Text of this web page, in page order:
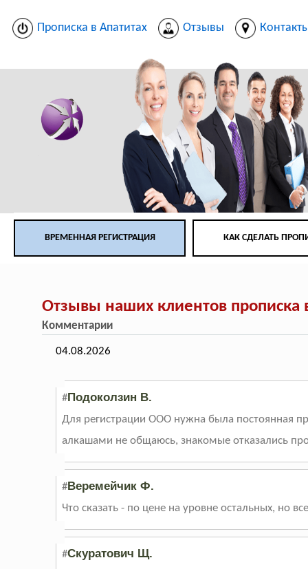
Прописка в Апатитах Отзывы
ВРЕМЕННАЯ РЕГИСТРАЦИЯ КАК СДЕЛАТЬ
Отзывы наших клиентов прописка
Комментарии
04.08.2026
#Подоколзин В.
Для регистрации ООО нужна была постоянная
алкашами не общаюсь, знакомые отказались
#Веремейчик Ф.
Что сказать - по цене на уровне остальных, но
#Скуратович Щ.